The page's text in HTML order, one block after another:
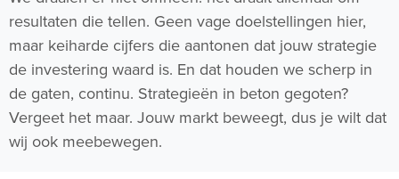
resultaten die tellen. Geen vage doelstellingen hier,
maar keiharde cijfers die aantonen dat jouw strategie
de investering waard is. En dat houden we scherp in
de gaten, continu. Strategieën in beton gegoten?
Vergeet het maar. Jouw markt beweegt, dus je wilt dat
wij ook meebewegen.